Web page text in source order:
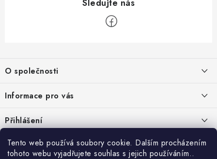
Tento web používá soubory cookie. Dalším procházením
tohoto webu vyjadřujete souhlas s jejich používáním..
p
a
O společnosti
O nás
Recenze zákazníků
Novinky, návody, blog
Informace pro vás
Obchodní podmínky
Doprava
Přihlášení
Přijímáme online platby